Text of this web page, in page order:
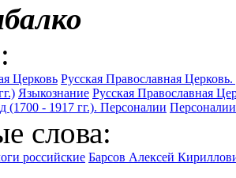
Церковь Русская Православная
Языкознание Русская Православная
(1700 - 1917 гг.). Персоналии Персоналии
слова:
российские Барсов Алексей